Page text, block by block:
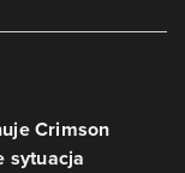
Crimson
sytuacja